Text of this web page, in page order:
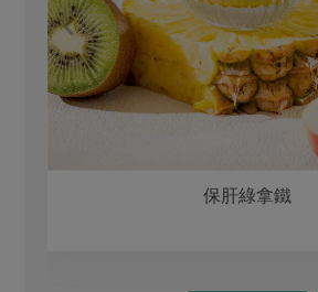
保肝綠拿鐵